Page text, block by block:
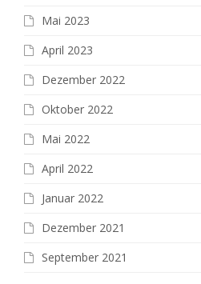
Mai 2023
April 2023
Dezember 2022
Oktober 2022
Mai 2022
April 2022
Januar 2022
Dezember 2021
September 2021